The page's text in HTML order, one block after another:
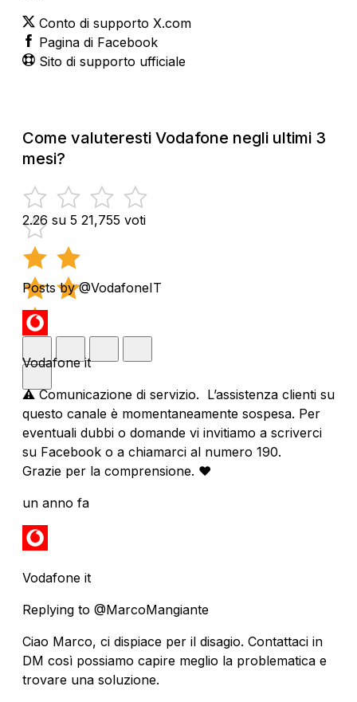
Conto di supporto X.com
Pagina di Facebook
Sito di supporto ufficiale
Come valuteresti Vodafone negli ultimi 3
mesi?
2.26 su 5 21,755 voti
Posts by @VodafoneIT
Vodafone it
⚠️ Comunicazione di servizio. L’assistenza clienti su
questo canale è momentaneamente sospesa. Per
eventuali dubbi o domande vi invitiamo a scriverci
su Facebook o a chiamarci al numero 190.
Grazie per la comprensione. ❤️
un anno fa
Vodafone it
Replying to @MarcoMangiante
Ciao Marco, ci dispiace per il disagio. Contattaci in
DM così possiamo capire meglio la problematica e
trovare una soluzione.